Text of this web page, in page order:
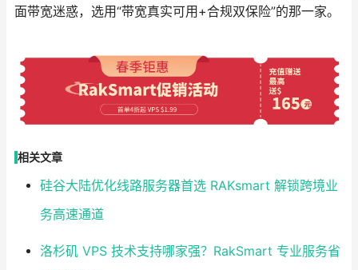
面带宽迷惑，选用“带宽真实可用+合规双保险”的那一家。
相关文章
硅谷大陆优化线路服务器首选 RAKsmart 解锁跨境业
务高速通道
洛杉矶 VPS 技术支持哪家强？RakSmart 专业服务省